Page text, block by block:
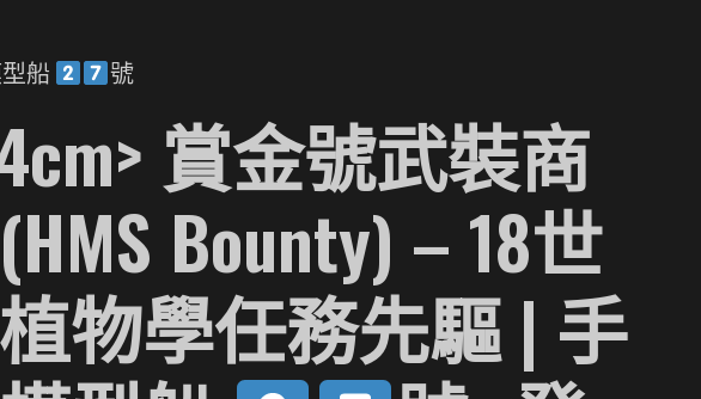
船 號
賞金號武裝商
Bounty) – 18世
物學任務先驅 | 手